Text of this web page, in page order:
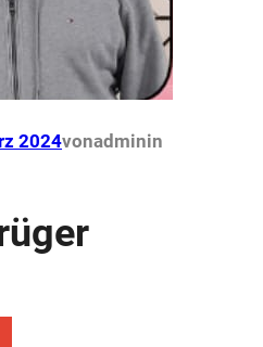
2024vonadminin